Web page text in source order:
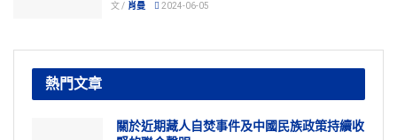
文 / 肖曼 2024-06-05
熱門文章
關於近期藏人自焚事件及中國民族政策持續收